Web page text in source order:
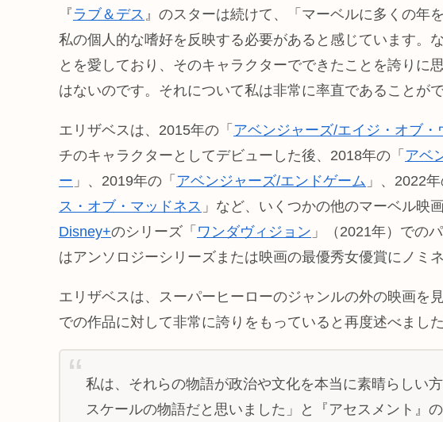
『 ラブ＆デス 』のスターは続けて、「マーベルに多くの年
私の個人的な嗜好を反映する必要があると感じています。
とを愛しており、そのキャラクターでできたことを誇りに
はないのです。それについて私は非常に率直であることが
エリザベスは、2015年の「 アベンジャーズ/エイジ・オブ・
チのキャラクターとしてデビューした後、2018年の「 アベ
ー 」、2019年の「 アベンジャーズ/エンドゲーム 」、2022年
ス・オブ・マッドネス 」など、いくつかの他のマーベル映
Disney+のシリーズ「 ワンダヴィジョン 」（2021年）での
はアンソロジーシリーズまたは映画の最優秀女優賞にノミ
エリザベスは、スーパーヒーローのジャンルの外の映画を
での作品に対して非常に誇りをもっていると再度述べました
私は、それらの物語が政治や文化を本当に素晴らしい
スケールの物語だと思いました」と『アセスメント』